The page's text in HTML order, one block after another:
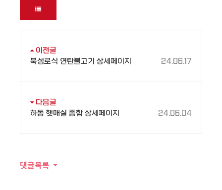
목
록
이전글
북성로식 연탄불고기 상세페이지
24.06.17
다음글
하동 햇매실 종합 상세페이지
24.06.04
댓글목록